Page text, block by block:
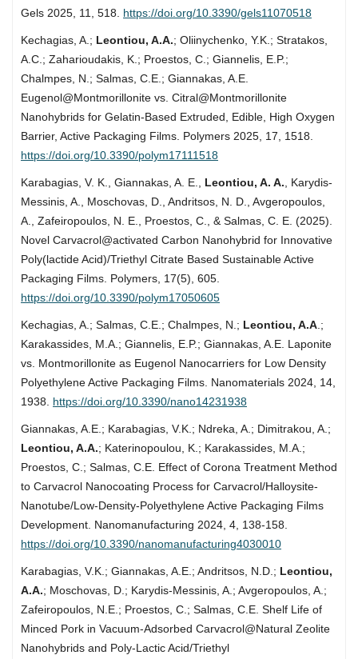
Gels 2025, 11, 518. https://doi.org/10.3390/gels11070518
Kechagias, A.; Leontiou, A.A.; Oliinychenko, Y.K.; Stratakos,
A.C.; Zaharioudakis, K.; Proestos, C.; Giannelis, E.P.;
Chalmpes, N.; Salmas, C.E.; Giannakas, A.E.
Eugenol@Montmorillonite vs. Citral@Montmorillonite
Nanohybrids for Gelatin-Based Extruded, Edible, High Oxygen
Barrier, Active Packaging Films. Polymers 2025, 17, 1518.
https://doi.org/10.3390/polym17111518
Karabagias, V. K., Giannakas, A. E., Leontiou, A. A., Karydis-
Messinis, A., Moschovas, D., Andritsos, N. D., Avgeropoulos,
A., Zafeiropoulos, N. E., Proestos, C., & Salmas, C. E. (2025).
Novel Carvacrol@activated Carbon Nanohybrid for Innovative
Poly(lactide Acid)/Triethyl Citrate Based Sustainable Active
Packaging Films. Polymers, 17(5), 605.
https://doi.org/10.3390/polym17050605
Kechagias, A.; Salmas, C.E.; Chalmpes, N.; Leontiou, A.A.;
Karakassides, M.A.; Giannelis, E.P.; Giannakas, A.E. Laponite
vs. Montmorillonite as Eugenol Nanocarriers for Low Density
Polyethylene Active Packaging Films. Nanomaterials 2024, 14,
1938. https://doi.org/10.3390/nano14231938
Giannakas, A.E.; Karabagias, V.K.; Ndreka, A.; Dimitrakou, A.;
Leontiou, A.A.; Katerinopoulou, K.; Karakassides, M.A.;
Proestos, C.; Salmas, C.E. Effect of Corona Treatment Method
to Carvacrol Nanocoating Process for Carvacrol/Halloysite-
Nanotube/Low-Density-Polyethylene Active Packaging Films
Development. Nanomanufacturing 2024, 4, 138-158.
https://doi.org/10.3390/nanomanufacturing4030010
Karabagias, V.K.; Giannakas, A.E.; Andritsos, N.D.; Leontiou,
A.A.; Moschovas, D.; Karydis-Messinis, A.; Avgeropoulos, A.;
Zafeiropoulos, N.E.; Proestos, C.; Salmas, C.E. Shelf Life of
Minced Pork in Vacuum-Adsorbed Carvacrol@Natural Zeolite
Nanohybrids and Poly-Lactic Acid/Triethyl